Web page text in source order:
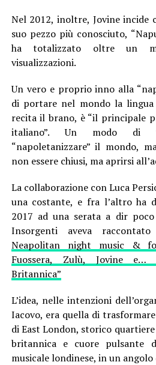
Nel 2012, inoltre, Jovine incide
suo pezzo più conosciuto,
ha totalizzato oltre un
visualizzazioni.
Un vero e proprio inno alla
di portare nel mondo la lingua
recita il brano, è “il principale
italiano”. Un modo di
“napoletanizzare” il mondo,
non essere chiusi, ma aprirsi
La collaborazione con Luca
una costante, e fra l’altro ha
2017 ad una serata a dir
Insorgenti aveva
Neapolitan night music &
Fuossera, Zulù, Jovine
Britannica”
L’idea, nelle intenzioni
Iacovo, era quella di
di East London, storico
britannica e cuore pulsante
musicale londinese, in un